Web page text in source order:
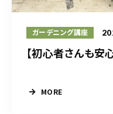
ガーデニング講座
【初心者さんも安
MORE